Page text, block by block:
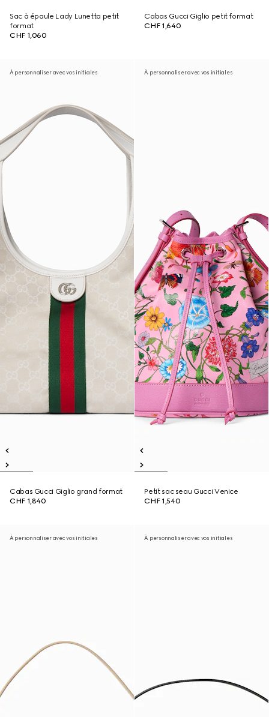
Sac à épaule Lady Lunetta petit
format
CHF 1,060
Cabas Gucci Giglio petit format
CHF 1,640
À personnaliser avec vos initiales
Cabas Gucci Giglio grand format
CHF 1,840
À personnaliser avec vos initiales
Petit sac seau Gucci Venice
CHF 1,540
À personnaliser avec vos initiales À personnaliser avec vos initiales